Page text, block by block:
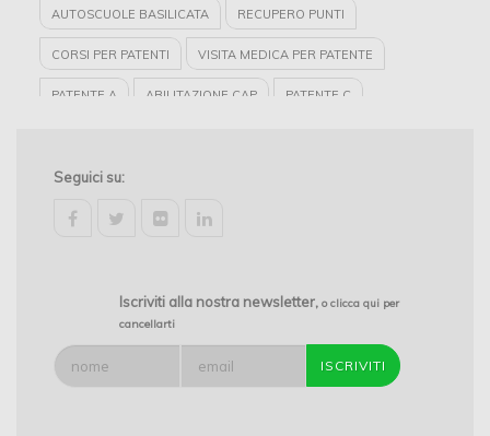
AUTOSCUOLE BASILICATA RECUPERO PUNTI
CORSI PER PATENTI VISITA MEDICA PER PATENTE
PATENTE A ABILITAZIONE CAP PATENTE C
PATENTE E
Seguici su:
Iscriviti alla nostra newsletter, o clicca qui per
cancellarti